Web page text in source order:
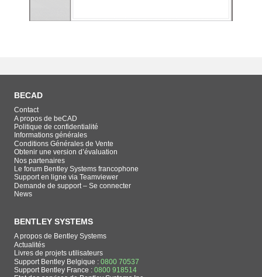
BECAD
Contact
A propos de beCAD
Politique de confidentialité
Informations générales
Conditions Générales de Vente
Obtenir une version d’évaluation
Nos partenaires
Le forum Bentley Systems francophone
Support en ligne via Teamviewer
Demande de support – Se connecter
News
BENTLEY SYSTEMS
A propos de Bentley Systems
Actualités
Livres de projets utilisateurs
Support Bentley Belgique : 0800 70537
Support Bentley France : 0800 918514